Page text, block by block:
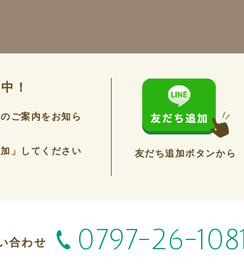
！
ご案内をお知ら
」してください
友だち追加ボタンから
合わせ 0797-26-1081